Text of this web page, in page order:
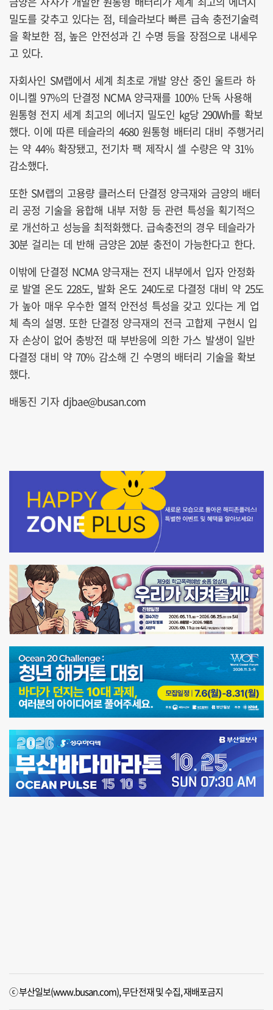
밀도를 갖추고 있다는 점, 테슬라보다 빠른 급속 충전기술력
을 확보한 점, 높은 안전성과 긴 수명 등을 장점으로 내세우
고 있다.
자회사인 SM랩에서 세계 최초로 개발 양산 중인 울트라 하
이니켈 97%의 단결정 NCMA 양극재를 100% 단독 사용해
원통형 전지 세계 최고의 에너지 밀도인 kg당 290Wh를 확보
했다. 이에 따른 테슬라의 4680 원통형 배터리 대비 주행거리
는 약 44% 확장됐고, 전기차 팩 제작시 셀 수량은 약 31%
감소했다.
또한 SM랩의 고용량 클러스터 단결정 양극재와 금양의 배터
리 공정 기술을 융합해 내부 저항 등 관련 특성을 획기적으
로 개선하고 성능을 최적화했다. 급속충전의 경우 테슬라가
30분 걸리는 데 반해 금양은 20분 충전이 가능한다고 한다.
이밖에 단결정 NCMA 양극재는 전지 내부에서 입자 안정화
로 발열 온도 228도, 발화 온도 240도로 다결정 대비 약 25도
가 높아 매우 우수한 열적 안전성 특성을 갖고 있다는 게 업
체 측의 설명. 또한 단결정 양극재의 전극 고합제 구현시 입
자 손상이 없어 충방전 때 부반응에 의한 가스 발생이 일반
다결정 대비 약 70% 감소해 긴 수명의 배터리 기술을 확보
했다.
배동진 기자 djbae@busan.com
ⓒ 부산일보(www.busan.com), 무단전재 및 수집, 재배포금지